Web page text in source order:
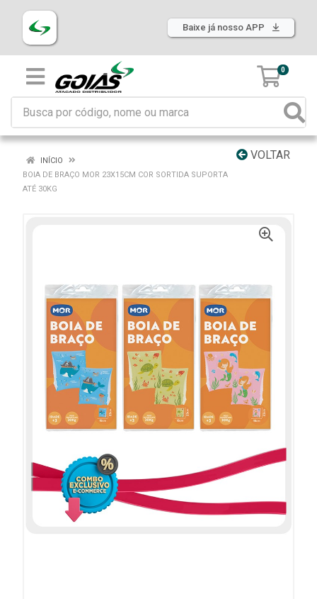
Baixe já nosso APP
0
VOLTAR
INÍCIO
BOIA DE BRAÇO MOR 23X15CM COR SORTIDA SUPORTA
ATÉ 30KG